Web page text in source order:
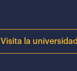
Visita la universidad